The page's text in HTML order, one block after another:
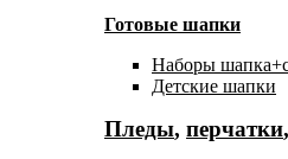
Готовые шапки
Наборы
Детские шапки
Пледы, перчатки,